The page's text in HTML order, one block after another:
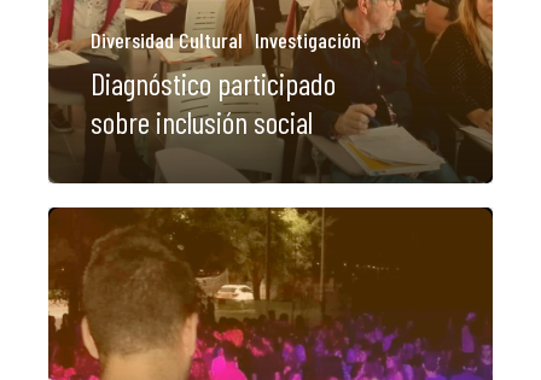
Diversidad Cultural Investigación
Diagnóstico participado
sobre inclusión social